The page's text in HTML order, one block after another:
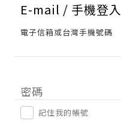
E-mail / 手機登入
電子信箱或台灣手機號碼
密碼
記住我的帳號